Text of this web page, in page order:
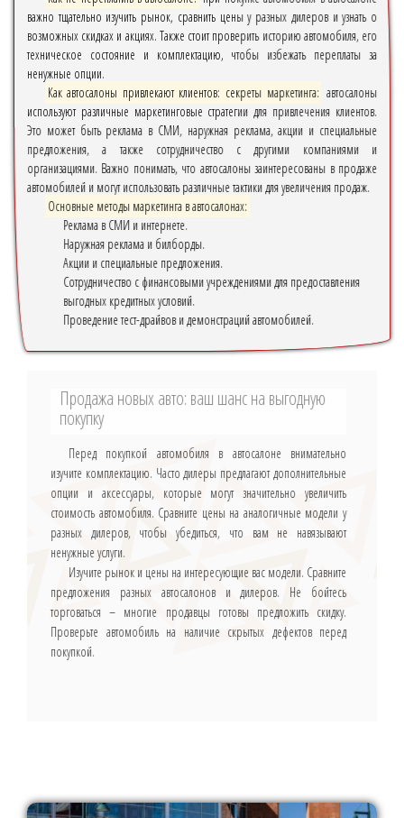
важно тщательно изучить рынок, сравнить цены у разных дилеров и узнать о
возможных скидках и акциях. Также стоит проверить историю автомобиля, его
техническое состояние и комплектацию, чтобы избежать переплаты за
ненужные опции.
Как автосалоны привлекают клиентов: секреты маркетинга: автосалоны
используют различные маркетинговые стратегии для привлечения клиентов.
Это может быть реклама в СМИ, наружная реклама, акции и специальные
предложения, а также сотрудничество с другими компаниями и
организациями. Важно понимать, что автосалоны заинтересованы в продаже
автомобилей и могут использовать различные тактики для увеличения продаж.
Основные методы маркетинга в автосалонах:
Реклама в СМИ и интернете.
Наружная реклама и билборды.
Акции и специальные предложения.
Сотрудничество с финансовыми учреждениями для предоставления
выгодных кредитных условий.
Проведение тест-драйвов и демонстраций автомобилей.
Продажа новых авто: ваш шанс на выгодную
покупку
Перед покупкой автомобиля в автосалоне внимательно
изучите комплектацию. Часто дилеры предлагают дополнительные
опции и аксессуары, которые могут значительно увеличить
стоимость автомобиля. Сравните цены на аналогичные модели у
разных дилеров, чтобы убедиться, что вам не навязывают
ненужные услуги.
Изучите рынок и цены на интересующие вас модели. Сравните
предложения разных автосалонов и дилеров. Не бойтесь
торговаться – многие продавцы готовы предложить скидку.
Проверьте автомобиль на наличие скрытых дефектов перед
покупкой.